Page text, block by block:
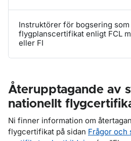
Instruktörer för bogsering
flygplanscertifikat enligt FCL
eller FI
Återupptagande av
nationellt
Ni finner information om
flygcertifikat på sidan Frågor och